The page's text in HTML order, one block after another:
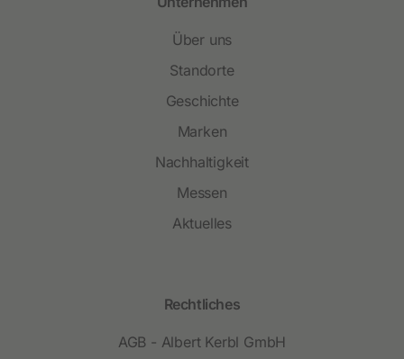
Über uns
Standorte
Geschichte
Marken
Nachhaltigkeit
Messen
Aktuelles
Rechtliches
AGB - Albert Kerbl GmbH